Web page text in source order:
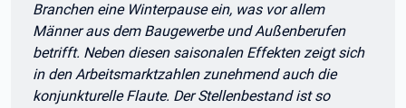
Branchen eine Winterpause ein, was vor allem
Männer aus dem Baugewerbe und Außenberufen
betrifft. Neben diesen saisonalen Effekten zeigt sich
in den Arbeitsmarktzahlen zunehmend auch die
konjunkturelle Flaute. Der Stellenbestand ist so